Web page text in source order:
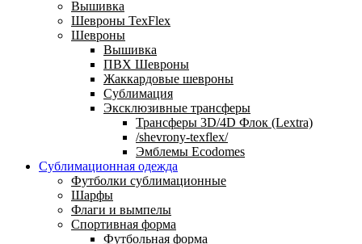
Вышивка
Шевроны TexFlex
Шевроны
Вышивка
ПВХ Шевроны
Жаккардовые шевроны
Сублимация
Эксклюзивные трансферы
Трансферы 3D/4D Флок (Lextra)
/shevrony-texflex/
Эмблемы Ecodomes
Сублимационная одежда
Футболки сублимационные
Шарфы
Флаги и вымпелы
Спортивная форма
Футбольная форма